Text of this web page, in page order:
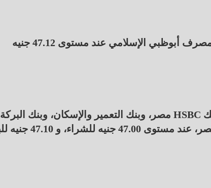
سجل أعلى سعر للدولار في البنوك المصرية حالياً لدى مصرف أبوظبي الإسلامي عند مستوى 47.12 جنيه
سجل أقل سعر للدولار في البنوك المصرية حالياً لدى بنك HSBC مصر، وبنك التعمير والإسكان، وبنك البركة
و 47.10 جنيه للبيع.